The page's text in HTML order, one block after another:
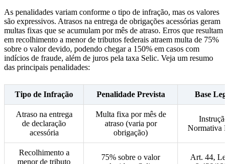
As penalidades variam conforme o tipo de infração, mas os valores
são expressivos. Atrasos na entrega de obrigações acessórias geram
multas fixas que se acumulam por mês de atraso. Erros que resultam
em recolhimento a menor de tributos federais atraem multa de 75%
sobre o valor devido, podendo chegar a 150% em casos com
indícios de fraude, além de juros pela taxa Selic. Veja um resumo
das principais penalidades:
Tipo de Infração Penalidade Prevista Base
Atraso na entrega
de declaração
acessória
Multa fixa por mês de
atraso (varia por
obrigação)
Instrução
Normativa
Recolhimento a
menor de tributo
75% sobre o valor
Art. 44, Lei